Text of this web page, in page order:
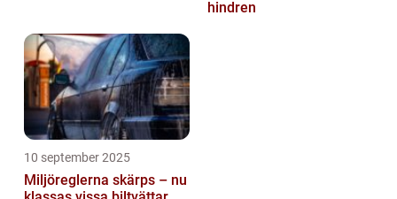
hindren
10 september 2025
Miljöreglerna skärps – nu